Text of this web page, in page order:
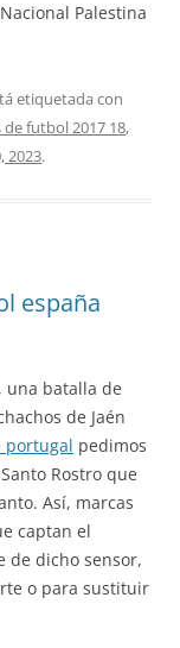
Palestina
etiquetada con
futbol 2017 18,
2023.
españa
una batalla de
de Jaén
portugal pedimos
Rostro que
Así, marcas
captan el
de dicho sensor,
o para sustituir